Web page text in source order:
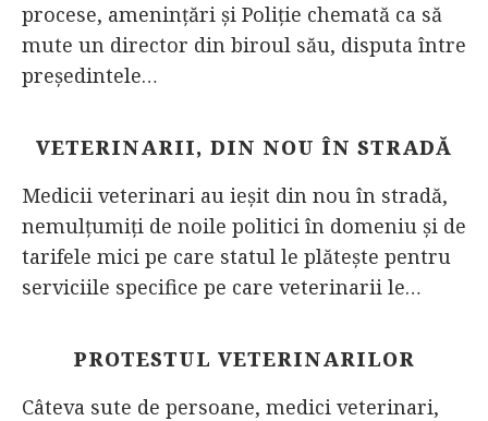
procese, amenințări și Poliție chemată ca să
mute un director din biroul său, disputa între
președintele…
VETERINARII, DIN NOU ÎN STRADĂ
Medicii veterinari au ieșit din nou în stradă,
nemulțumiți de noile politici în domeniu și de
tarifele mici pe care statul le plătește pentru
serviciile specifice pe care veterinarii le…
PROTESTUL VETERINARILOR
Câteva sute de persoane, medici veterinari,